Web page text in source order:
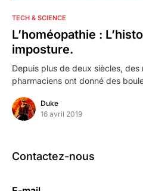
TECH & SCIENCE
L’homéopathie :
imposture.
Depuis plus de deux siècles,
pharmaciens ont donné des
Duke
16 avril 2019
Contactez-nous